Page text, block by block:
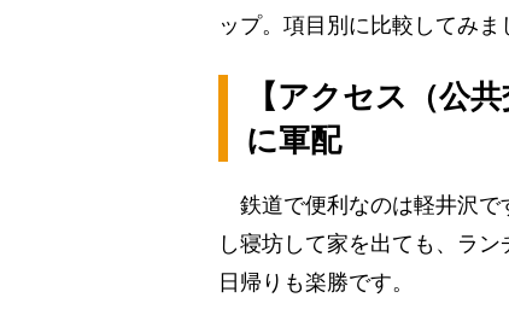
ップ。項目別に比較してみま
【アクセス（公
に軍配
鉄道で便利なのは軽井沢で
し寝坊して家を出ても、ラ
日帰りも楽勝です。